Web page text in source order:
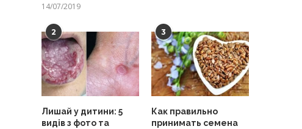
14/07/2019
2
Лишай у дитини: 5
видів з фото та
3
Как правильно
принимать семена